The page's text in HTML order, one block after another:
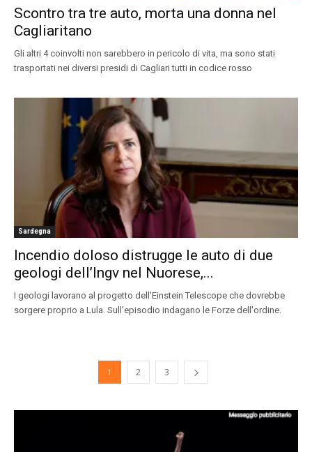
Scontro tra tre auto, morta una donna nel
Cagliaritano
Gli altri 4 coinvolti non sarebbero in pericolo di vita, ma sono stati
trasportati nei diversi presidi di Cagliari tutti in codice rosso
Sardegna
Incendio doloso distrugge le auto di due
geologi dell’Ingv nel Nuorese,...
I geologi lavorano al progetto dell'Einstein Telescope che dovrebbe
sorgere proprio a Lula. Sull'episodio indagano le Forze dell'ordine.
1 2 3